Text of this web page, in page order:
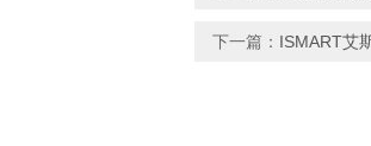
下一篇： ISMART艾